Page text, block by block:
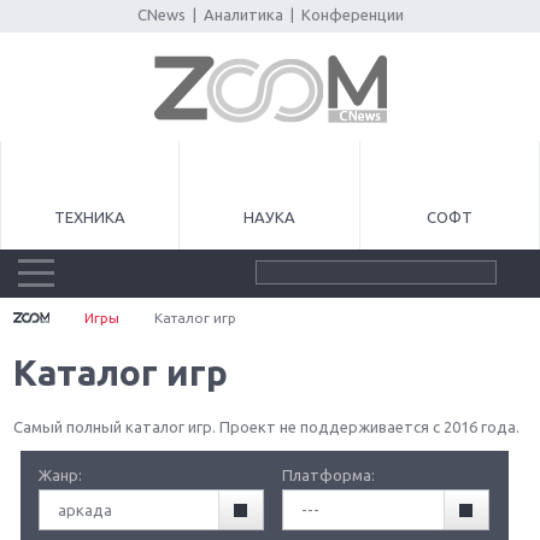
CNews Аналитика Конференции
ТЕХНИКА НАУКА СОФТ
Игры Каталог игр
Каталог игр
Самый полный каталог игр. Проект не поддерживается с 2016 года.
Жанр:
аркада
Платформа:
---